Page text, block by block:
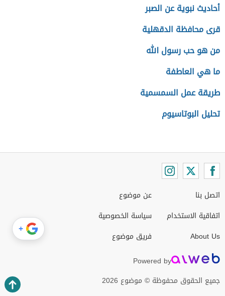
أحاديث نبوية عن الصبر
قرى محافظة الدقهلية
من هو حب رسول الله
ما هي العاطفة
طريقة عمل السمسمية
تحليل البوتاسيوم
اتصل بنا
اتفاقية الاستخدام
About Us
عن موضوع
سياسة الخصوصية
فريق موضوع
Powered by
جميع الحقوق محفوظة © موضوع 2026
+